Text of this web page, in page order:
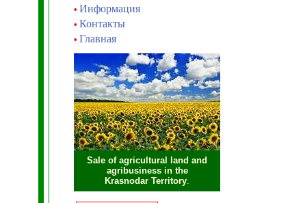
• Информация
• Контакты
• Главная
Sale of agricultural land and
agribusiness in the
Krasnodar Territory.